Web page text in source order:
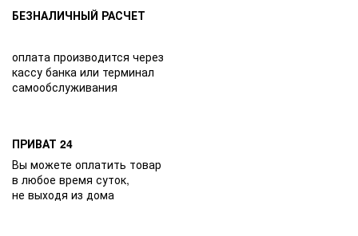
БЕЗНАЛИЧНЫЙ РАСЧЕТ
оплата производится через
кассу банка или терминал
самообслуживания
ПРИВАТ 24
Вы можете оплатить товар
в любое время суток,
не выходя из дома